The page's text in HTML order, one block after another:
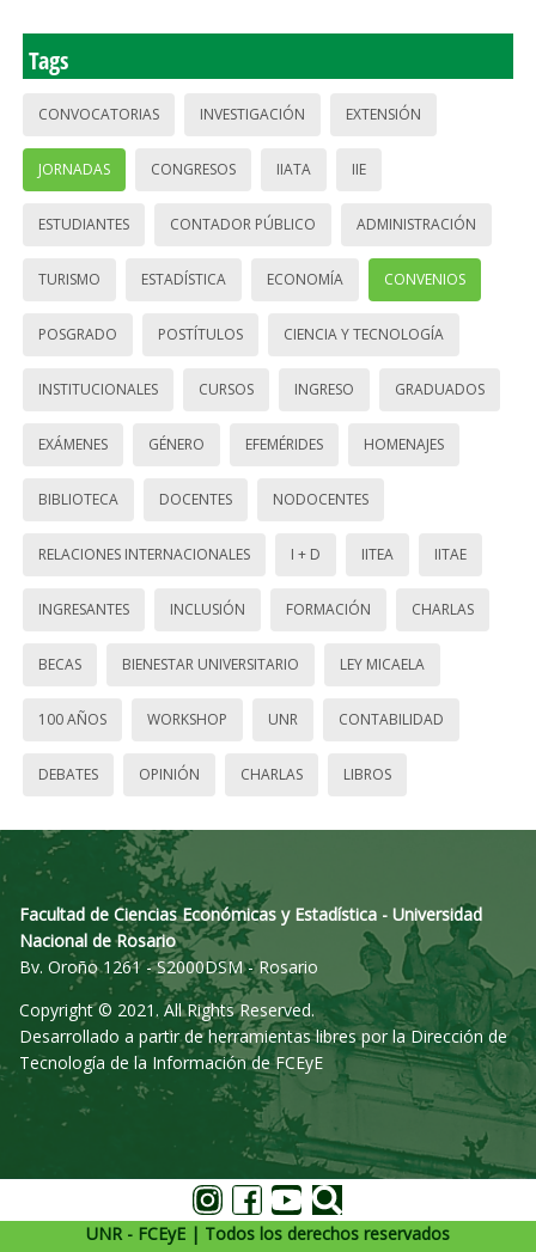
Tags
CONVOCATORIAS INVESTIGACIÓN EXTENSIÓN
JORNADAS CONGRESOS IIATA IIE
ESTUDIANTES CONTADOR PÚBLICO ADMINISTRACIÓN
TURISMO ESTADÍSTICA ECONOMÍA CONVENIOS
POSGRADO POSTÍTULOS CIENCIA Y TECNOLOGÍA
INSTITUCIONALES CURSOS INGRESO GRADUADOS
EXÁMENES GÉNERO EFEMÉRIDES HOMENAJES
BIBLIOTECA DOCENTES NODOCENTES
RELACIONES INTERNACIONALES I + D IITEA IITAE
INGRESANTES INCLUSIÓN FORMACIÓN CHARLAS
BECAS BIENESTAR UNIVERSITARIO LEY MICAELA
100 AÑOS WORKSHOP UNR CONTABILIDAD
DEBATES OPINIÓN CHARLAS LIBROS
Facultad de Ciencias Económicas y Estadística - Universidad
Nacional de Rosario
Bv. Oroño 1261 - S2000DSM - Rosario
Copyright © 2021. All Rights Reserved.
Desarrollado a partir de herramientas libres por la Dirección de
Tecnología de la Información de FCEyE
UNR - FCEyE | Todos los derechos reservados